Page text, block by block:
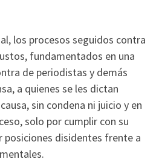
los procesos seguidos contra
fundamentados en una
de periodistas y demás
a quienes se les dictan
sin condena ni juicio y en
solo por cumplir con su
disidentes frente a